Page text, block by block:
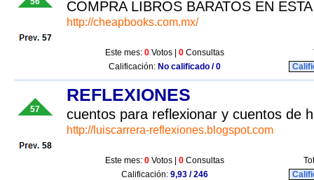
57
COMPRA LIBROS BARATOS EN
http://cheapbooks.com.mx/
Este mes: 0 Votos | 0 Consultas
Calificación: No calificado / 0
57
58
REFLEXIONES
cuentos para reflexionar y cuentos de
http://luiscarrera-reflexiones.blogspot.com
Este mes: 0 Votos | 0 Consultas
Calificación: 9,93 / 246